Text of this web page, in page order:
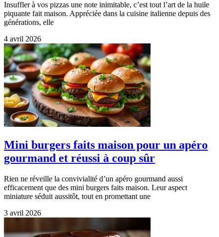
Insuffler à vos pizzas une note inimitable, c’est tout l’art de la huile
piquante fait maison. Appréciée dans la cuisine italienne depuis des
générations, elle
4 avril 2026
Mini burgers faits maison pour un apéro
gourmand et réussi à coup sûr
Rien ne réveille la convivialité d’un apéro gourmand aussi
efficacement que des mini burgers faits maison. Leur aspect
miniature séduit aussitôt, tout en promettant une
3 avril 2026